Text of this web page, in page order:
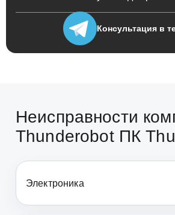
Консультация в
Неисправности
Thunderobot ПК
Электроника